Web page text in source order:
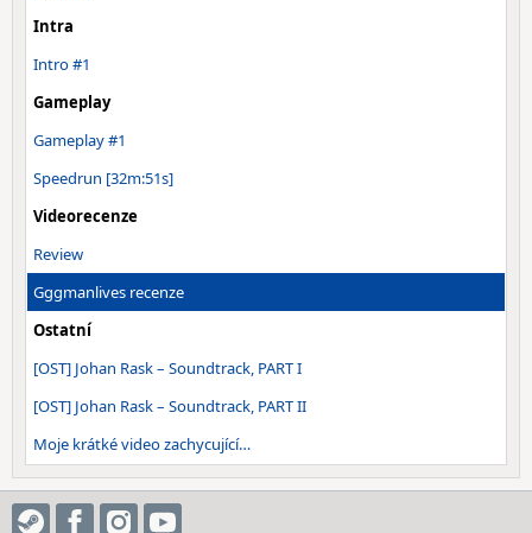
Intra
Intro #1
Gameplay
Gameplay #1
Speedrun [32m:51s]
Videorecenze
Review
Gggmanlives recenze
Ostatní
[OST] Johan Rask – Soundtrack, PART I
[OST] Johan Rask – Soundtrack, PART II
Moje krátké video zachycující…